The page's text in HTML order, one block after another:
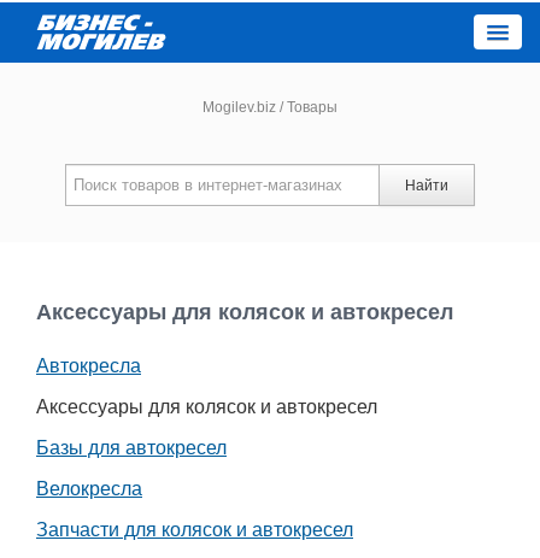
Новости компаний
Каталог
Работа
Объявления
Mogilev.biz /Товары
Найти
Аксессуары для колясок и автокресел
Автокресла
Аксессуары для колясок и автокресел
Базы для автокресел
Велокресла
Запчасти для колясок и автокресел